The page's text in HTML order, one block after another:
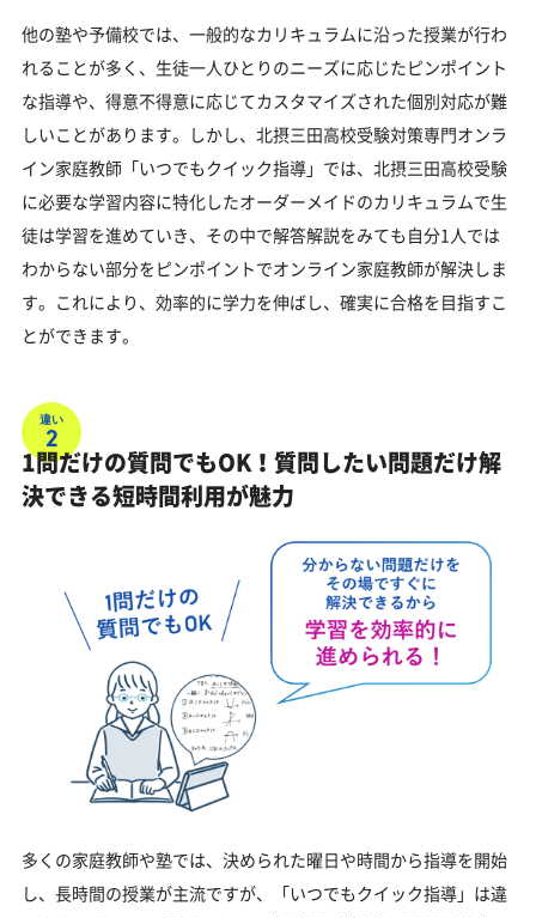
他の塾や予備校では、一般的なカリキュラムに沿った授業が行わ
れることが多く、生徒一人ひとりのニーズに応じたピンポイント
な指導や、得意不得意に応じてカスタマイズされた個別対応が難
しいことがあります。しかし、北摂三田高校受験対策専門オンラ
イン家庭教師「いつでもクイック指導」では、北摂三田高校受験
に必要な学習内容に特化したオーダーメイドのカリキュラムで生
徒は学習を進めていき、その中で解答解説をみても自分1人では
わからない部分をピンポイントでオンライン家庭教師が解決しま
す。これにより、効率的に学力を伸ばし、確実に合格を目指すこ
とができます。
違い
2
1問だけの質問でもOK！質問したい問題だけ解
決できる短時間利用が魅力
多くの家庭教師や塾では、決められた曜日や時間から指導を開始
し、長時間の授業が主流ですが、「いつでもクイック指導」は違